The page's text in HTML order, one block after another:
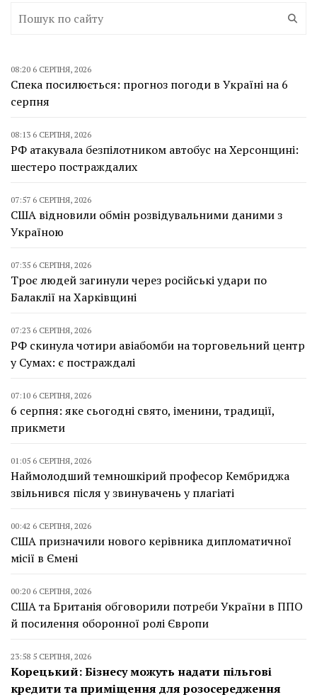
08:20 6 СЕРПНЯ, 2026
Спека посилюється: прогноз погоди в Україні на 6
серпня
08:13 6 СЕРПНЯ, 2026
РФ атакувала безпілотником автобус на Херсонщині:
шестеро постраждалих
07:57 6 СЕРПНЯ, 2026
США відновили обмін розвідувальними даними з
Україною
07:35 6 СЕРПНЯ, 2026
Троє людей загинули через російські удари по
Балаклії на Харківщині
07:23 6 СЕРПНЯ, 2026
РФ скинула чотири авіабомби на торговельний центр
у Сумах: є постраждалі
07:10 6 СЕРПНЯ, 2026
6 серпня: яке сьогодні свято, іменини, традиції,
прикмети
01:05 6 СЕРПНЯ, 2026
Наймолодший темношкірий професор Кембриджа
звільнився після у звинувачень у плагіаті
00:42 6 СЕРПНЯ, 2026
США призначили нового керівника дипломатичної
місії в Ємені
00:20 6 СЕРПНЯ, 2026
США та Британія обговорили потреби України в ППО
й посилення оборонної ролі Європи
23:58 5 СЕРПНЯ, 2026
Корецький: Бізнесу можуть надати пільгові
кредити та приміщення для розосередження